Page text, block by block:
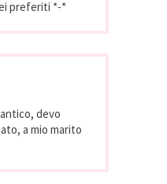
preferiti *-*
devo
a mio marito